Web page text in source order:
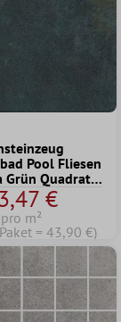
Pool Fliesen
Grün Quadrat
22,5 €
pro m²
= 43,90 €)